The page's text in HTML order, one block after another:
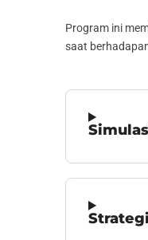
Program ini
saat